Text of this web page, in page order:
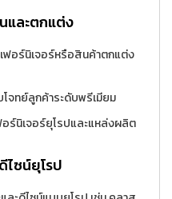
และตกแต่ง
ฟอร์นิเจอร์หรือสินค้าตกแต่ง
ทย์ลูกค้าระดับพรีเมียม
อร์นิเจอร์ยุโรปและแหล่งผลิต
ซน์ยุโรป